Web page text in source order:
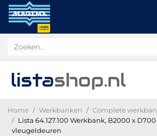
listashop.nl
Home Werkbanken
Complete
Lista 64.127.100 Werkbank, B2000 x
vleugeldeuren